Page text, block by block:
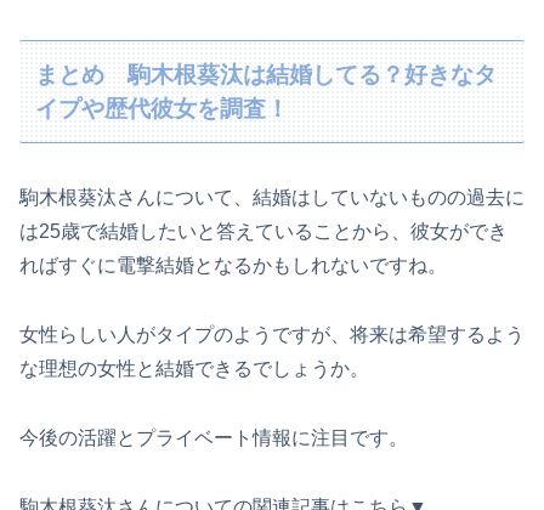
まとめ 駒木根葵汰は結婚してる？好きなタ
イプや歴代彼女を調査！
駒木根葵汰さんについて、結婚はしていないものの過去に
は25歳で結婚したいと答えていることから、彼女ができ
ればすぐに電撃結婚となるかもしれないですね。
女性らしい人がタイプのようですが、将来は希望するよう
な理想の女性と結婚できるでしょうか。
今後の活躍とプライベート情報に注目です。